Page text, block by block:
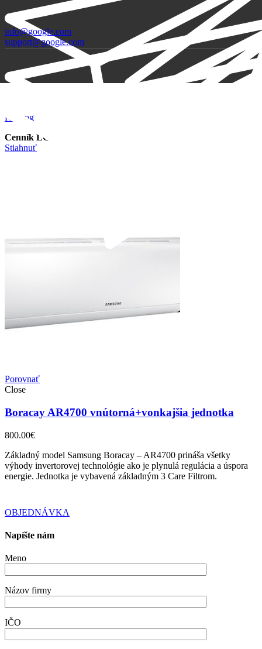
info@google.com
support@google.com
Katalóg
Cenník LG
Stiahnuť
Porovnať
Close
Boracay AR4700 vnútorná+vonkajšia jednotka
800.00€
Základný model Samsung Boracay – AR4700 prináša všetky
výhody invertorovej technológie ako je plynulá regulácia a úspora
energie. Jednotka je vybavená základným 3 Care Filtrom.
OBJEDNÁVKA
Napíšte nám
Meno
Názov firmy
IČO